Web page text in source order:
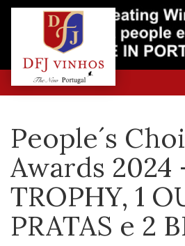
People´s
Awards 2024
TROPHY, 1
PRATAS e 2